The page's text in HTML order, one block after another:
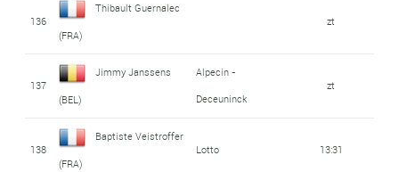
136
Thibault Guernalec
(FRA)
zt
137
Jimmy Janssens
(BEL)
Alpecin -
Deceuninck
zt
138
Baptiste Veistroffer
(FRA)
Lotto 13:31